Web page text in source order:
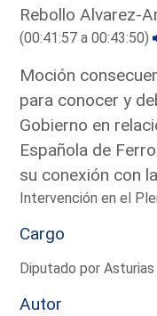
Rebollo Alvarez-
(00:41:57 a 00:43:50)
Moción
para conocer y
Gobierno en
Española de
su conexión con
Intervención en el
Cargo
Diputado por Asturias
Autor